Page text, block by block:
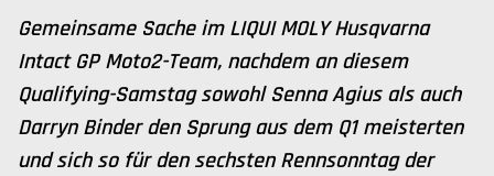
Gemeinsame Sache im LIQUI MOLY Husqvarna
Intact GP Moto2-Team, nachdem an diesem
Qualifying-Samstag sowohl Senna Agius als auch
Darryn Binder den Sprung aus dem Q1 meisterten
und sich so für den sechsten Rennsonntag der